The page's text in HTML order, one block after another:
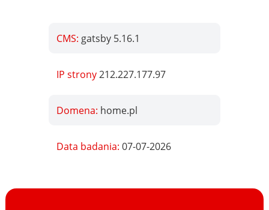
CMS: gatsby 5.16.1
IP strony212.227.177.97
Domena: home.pl
Data badania:07-07-2026